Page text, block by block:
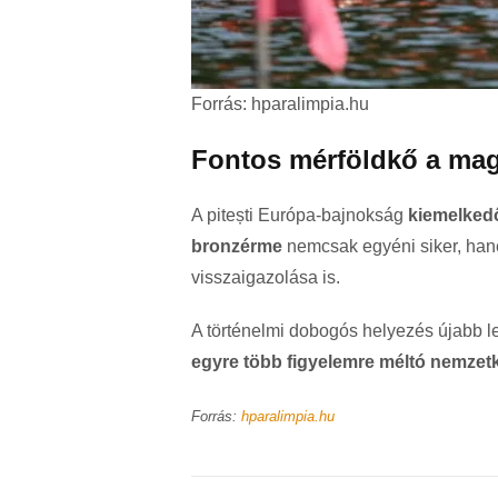
Forrás: hparalimpia.hu
Fontos mérföldkő a
A pitești Európa-bajnokság
bronzérme nemcsak egyéni siker,
visszaigazolása is.
A történelmi dobogós helyezés újabb
egyre több figyelemre méltó
Forrás: hparalimpia.hu